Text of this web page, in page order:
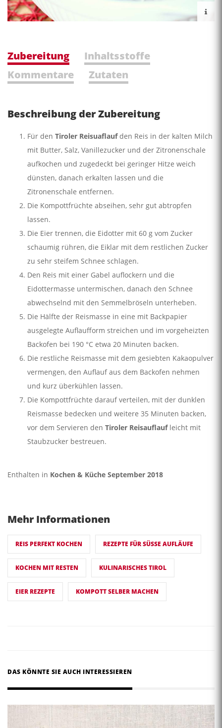
Zubereitung
Inhaltsstoffe
Kommentare
Zutaten
Beschreibung der Zubereitung
Für den Tiroler Reisuaflaufden Reis in der kalten Milch
mit Butter, Salz, Vanillezucker und der Zitronenschale
aufkochen und zugedeckt bei geringer Hitze weich
dünsten, danach erkalten lassen und die
Zitronenschale entfernen.
Die Kompottfrüchte abseihen, sehr gut abtropfen
lassen.
Die Eier trennen, die Eidotter mit 60 g vom Zucker
schaumig rühren, die Eiklar mit dem restlichen Zucker
zu sehr steifem Schnee schlagen.
Den Reis mit einer Gabel auflockern und die
Eidottermasse untermischen, danach den Schnee
abwechselnd mit den Semmelbröseln unterheben.
Die Hälfte der Reismasse in eine mit Backpapier
ausgelegte Auflaufform streichen und im vorgeheizten
Backofen bei 190 °C etwa 20 Minuten backen.
Die restliche Reismasse mit dem gesiebten Kakaopulver
vermengen, den Auflauf aus dem Backofen nehmen
und kurz überkühlen lassen.
Die Kompottfrüchte darauf verteilen, mit der dunklen
Reismasse bedecken und weitere 35 Minuten backen,
vor dem Servieren den Tiroler Reisauflaufleicht mit
Staubzucker bestreuen.
Enthalten in Kochen & Küche September 2018
Mehr Informationen
REIS PERFEKT KOCHEN REZEPTE FÜR SÜSSE AUFLÄUFE
KOCHEN MIT RESTEN KULINARISCHES TIROL
EIER REZEPTE KOMPOTT SELBER MACHEN
DAS KÖNNTE SIE AUCH INTERESSIEREN